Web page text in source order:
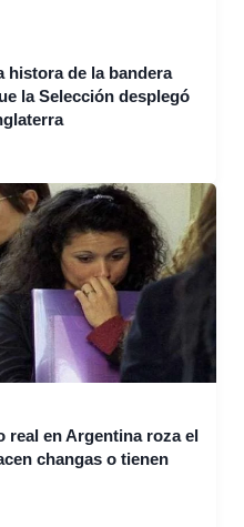
histora de la bandera
la Selección desplegó
real en Argentina roza el
changas o tienen